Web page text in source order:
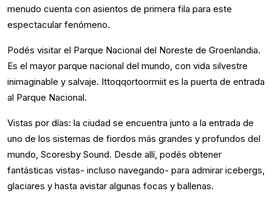
menudo cuenta con asientos de primera fila para este
espectacular fenómeno.
Podés visitar el Parque Nacional del Noreste de Groenlandia.
Es el mayor parque nacional del mundo, con vida silvestre
inimaginable y salvaje. Ittoqqortoormiit es la puerta de entrada
al Parque Nacional.
Vistas por días: la ciudad se encuentra junto a la entrada de
uno de los sistemas de fiordos más grandes y profundos del
mundo, Scoresby Sound. Desde allí, podés obtener
fantásticas vistas- incluso navegando- para admirar icebergs,
glaciares y hasta avistar algunas focas y ballenas.